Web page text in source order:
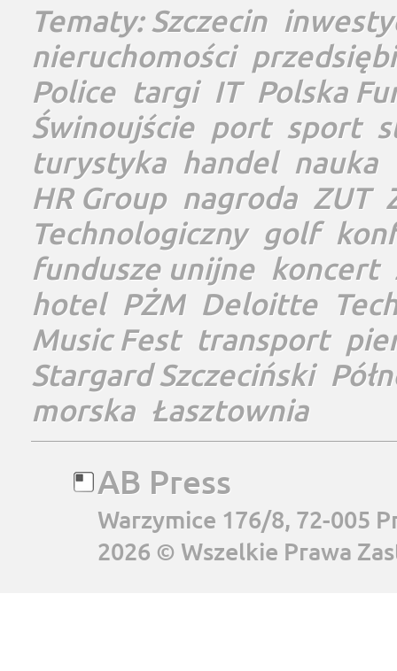
Tematy:Szczecin
nieruchomości
Police targi IT Polska
Świnoujście port sport
turystyka handel nauka
HR Group nagroda ZUT
Technologiczny golf
fundusze unijne koncert
hotel PŻM Deloitte
Music Fest transport
Stargard Szczeciński
morska Łasztownia
AB Press
Warzymice 176/8, 72-005
2026 © Wszelkie Prawa